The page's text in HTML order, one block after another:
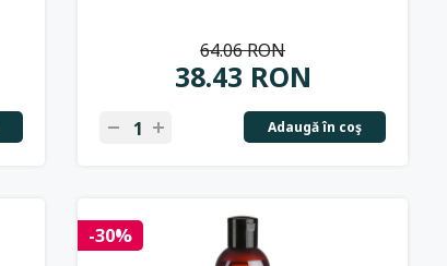
38.43 RON
64.06 RON
Adaugă în coş
-30%